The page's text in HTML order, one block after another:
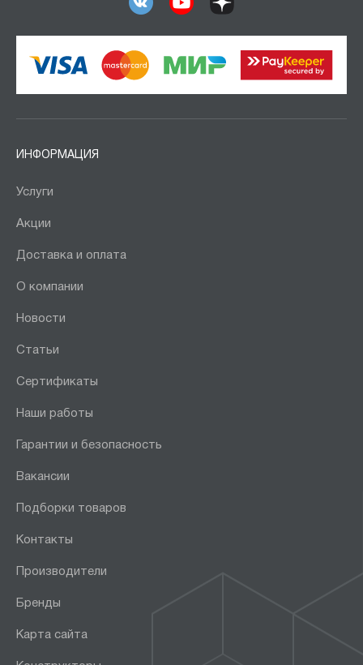
ИНФОРМАЦИЯ
Услуги
Акции
Доставка и оплата
О компании
Новости
Статьи
Сертификаты
Наши работы
Гарантии и безопасность
Вакансии
Подборки товаров
Контакты
Производители
Бренды
Карта сайта